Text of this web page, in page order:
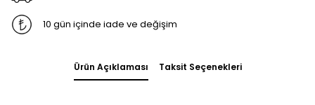
10 gün içinde iade ve değişim
Ürün Açıklaması Taksit Seçenekleri